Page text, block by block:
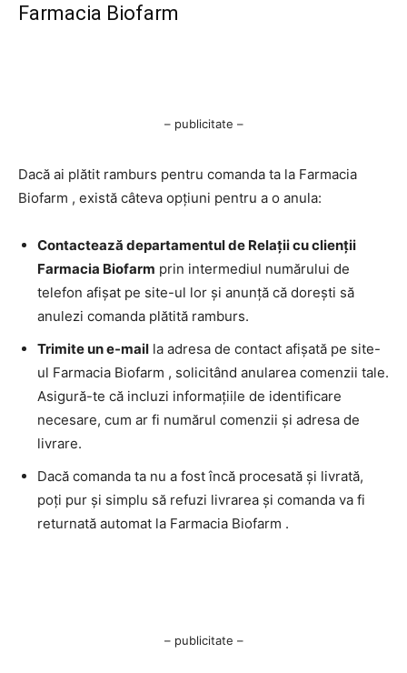
Farmacia Biofarm
– publicitate –
Dacă ai plătit ramburs pentru comanda ta la Farmacia
Biofarm , există câteva opțiuni pentru a o anula:
Contactează departamentul de Relații cu clienții
Farmacia Biofarm prin intermediul numărului de
telefon afișat pe site-ul lor și anunță că dorești să
anulezi comanda plătită ramburs.
Trimite un e-mail la adresa de contact afișată pe site-
ul Farmacia Biofarm , solicitând anularea comenzii tale.
Asigură-te că incluzi informațiile de identificare
necesare, cum ar fi numărul comenzii și adresa de
livrare.
Dacă comanda ta nu a fost încă procesată și livrată,
poți pur și simplu să refuzi livrarea și comanda va fi
returnată automat la Farmacia Biofarm .
– publicitate –